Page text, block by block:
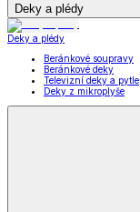
Deky a plédy
Deky a plédy
Beránkové soupravy
Beránkové deky
Televizní deky a pytle
Deky z mikroplyše